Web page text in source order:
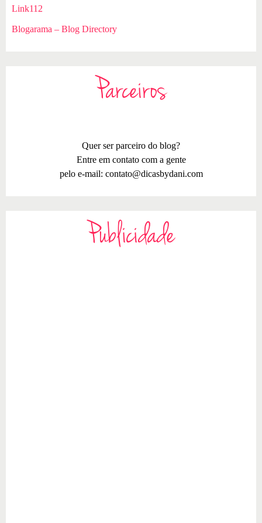
Link112
Blogarama – Blog Directory
Parceiros
Quer ser parceiro do blog?
Entre em contato com a gente
pelo e-mail: contato@dicasbydani.com
Publicidade